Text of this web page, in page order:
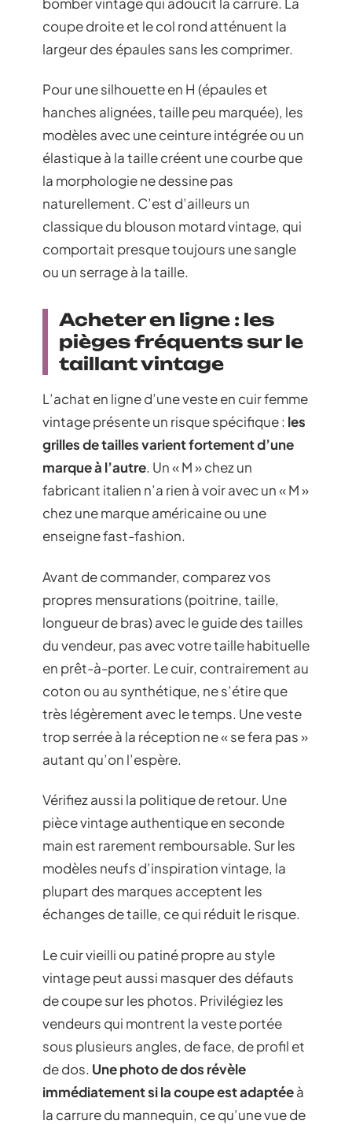
coupe droite et le col rond atténuent la
largeur des épaules sans les comprimer.
Pour une silhouette en H (épaules et
hanches alignées, taille peu marquée), les
modèles avec une ceinture intégrée ou un
élastique à la taille créent une courbe que
la morphologie ne dessine pas
naturellement. C’est d’ailleurs un
classique du blouson motard vintage, qui
comportait presque toujours une sangle
ou un serrage à la taille.
Acheter en ligne : les
pièges fréquents sur le
taillant vintage
L’achat en ligne d’une veste en cuir femme
vintage présente un risque spécifique : les
grilles de tailles varient fortement d’une
marque à l’autre. Un « M » chez un
fabricant italien n’a rien à voir avec un « M »
chez une marque américaine ou une
enseigne fast-fashion.
Avant de commander, comparez vos
propres mensurations (poitrine, taille,
longueur de bras) avec le guide des tailles
du vendeur, pas avec votre taille habituelle
en prêt-à-porter. Le cuir, contrairement au
coton ou au synthétique, ne s’étire que
très légèrement avec le temps. Une veste
trop serrée à la réception ne « se fera pas »
autant qu’on l’espère.
Vérifiez aussi la politique de retour. Une
pièce vintage authentique en seconde
main est rarement remboursable. Sur les
modèles neufs d’inspiration vintage, la
plupart des marques acceptent les
échanges de taille, ce qui réduit le risque.
Le cuir vieilli ou patiné propre au style
vintage peut aussi masquer des défauts
de coupe sur les photos. Privilégiez les
vendeurs qui montrent la veste portée
sous plusieurs angles, de face, de profil et
de dos. Une photo de dos révèle
immédiatement si la coupe est adaptéeà
la carrure du mannequin, ce qu’une vue de